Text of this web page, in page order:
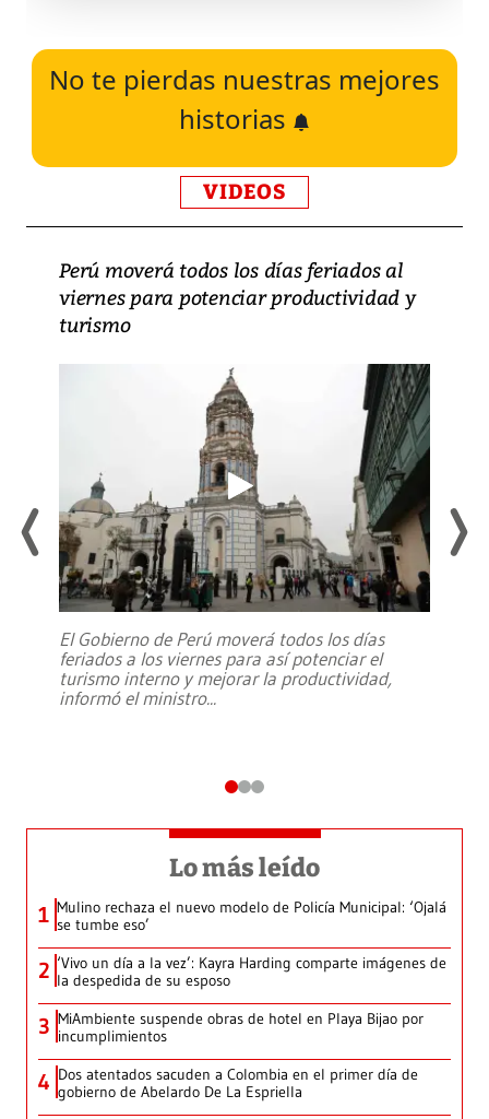
No te pierdas nuestras mejores
historias
VIDEOS
Perú moverá todos los días feriados al
viernes para potenciar productividad y
turismo
El Gobierno de Perú moverá todos los días
feriados a los viernes para así potenciar el
turismo interno y mejorar la productividad,
informó el ministro...
Lo más leído
1 Mulino rechaza el nuevo modelo de Policía Municipal: ‘Ojalá
se tumbe eso’
2 ‘Vivo un día a la vez’: Kayra Harding comparte imágenes de
la despedida de su esposo
3 MiAmbiente suspende obras de hotel en Playa Bijao por
incumplimientos
4 Dos atentados sacuden a Colombia en el primer día de
gobierno de Abelardo De La Espriella